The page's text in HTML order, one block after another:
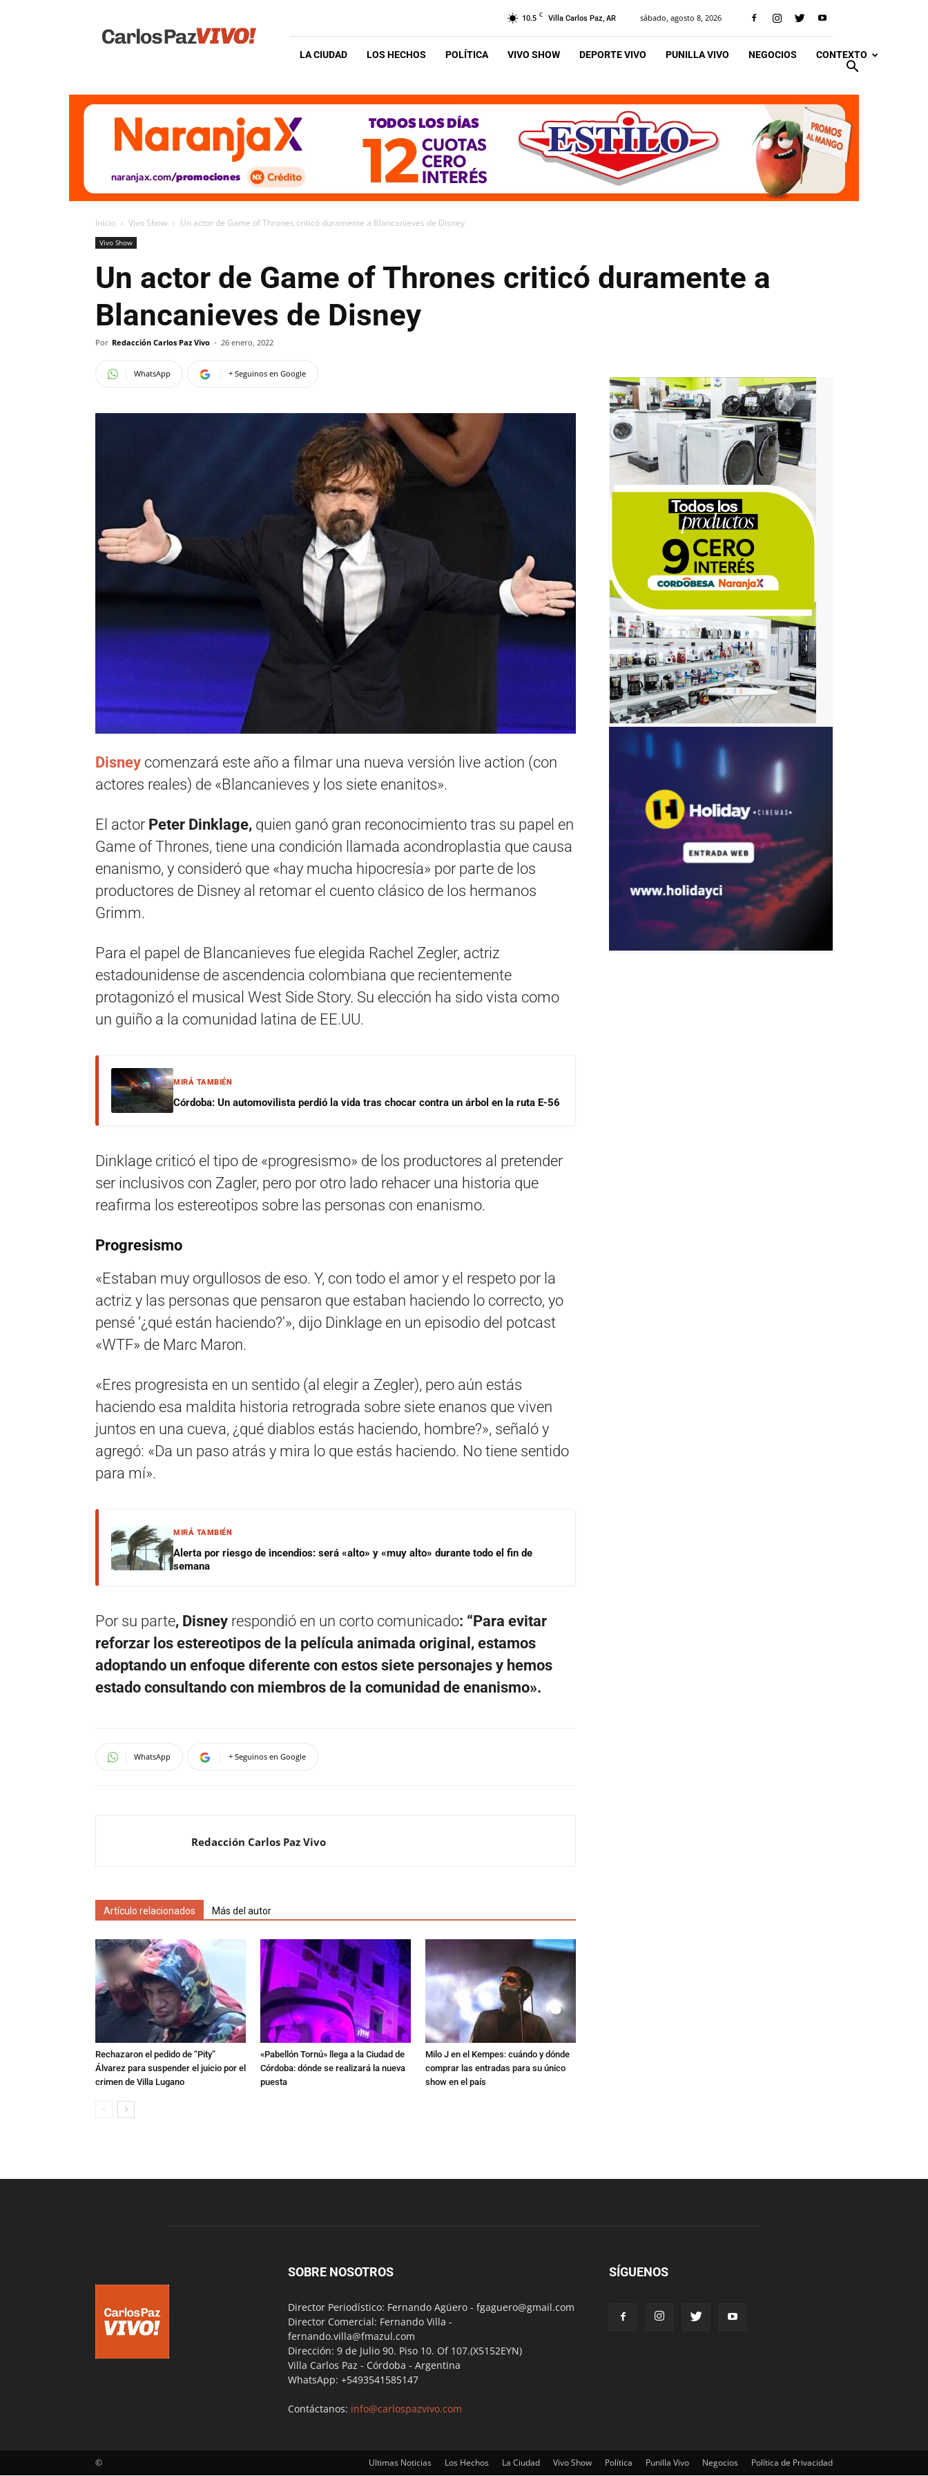
Vivo
10.5 C Villa Carlos Paz, AR sábado, agosto 8, 2026
LA CIUDAD LOS HECHOS POLÍTICA VIVO SHOW DEPORTE VIVO PUNILLA VIVO NEGOCIOS CONTEXTO
Inicio Vivo Show Un actor de Game of Thrones criticó duramente a Blancanieves de Disney
Vivo Show
Un actor de Game of Thrones criticó duramente a
Blancanieves de Disney
Por Redacción Carlos Paz Vivo - 26 enero, 2022
WhatsApp + Seguinos en Google
Disney comenzará este año a filmar una nueva versión live action (con
actores reales) de «Blancanieves y los siete enanitos».
El actor Peter Dinklage, quien ganó gran reconocimiento tras su papel en
Game of Thrones, tiene una condición llamada acondroplastia que causa
enanismo, y consideró que «hay mucha hipocresía» por parte de los
productores de Disney al retomar el cuento clásico de los hermanos
Grimm.
Para el papel de Blancanieves fue elegida Rachel Zegler, actriz
estadounidense de ascendencia colombiana que recientemente
protagonizó el musical West Side Story. Su elección ha sido vista como
un guiño a la comunidad latina de EE.UU.
MIRÁ TAMBIÉN
Córdoba: Un automovilista perdió la vida tras chocar contra un árbol en la ruta E-56
Dinklage criticó el tipo de «progresismo» de los productores al pretender
ser inclusivos con Zagler, pero por otro lado rehacer una historia que
reafirma los estereotipos sobre las personas con enanismo.
Progresismo
«Estaban muy orgullosos de eso. Y, con todo el amor y el respeto por la
actriz y las personas que pensaron que estaban haciendo lo correcto, yo
pensé ‘¿qué están haciendo?'», dijo Dinklage en un episodio del potcast
«WTF» de Marc Maron.
«Eres progresista en un sentido (al elegir a Zegler), pero aún estás
haciendo esa maldita historia retrograda sobre siete enanos que viven
juntos en una cueva, ¿qué diablos estás haciendo, hombre?», señaló y
agregó: «Da un paso atrás y mira lo que estás haciendo. No tiene sentido
para mí».
MIRÁ TAMBIÉN
Alerta por riesgo de incendios: será «alto» y «muy alto» durante todo el fin de
semana
Por su parte, Disney respondió en un corto comunicado: “Para evitar
reforzar los estereotipos de la película animada original, estamos
adoptando un enfoque diferente con estos siete personajes y hemos
estado consultando con miembros de la comunidad de enanismo».
WhatsApp + Seguinos en Google
Redacción Carlos Paz Vivo
Artículo relacionados Más del autor
Rechazaron el pedido de “Pity”
Álvarez para suspender el juicio por el
crimen de Villa Lugano
«Pabellón Tornú» llega a la Ciudad de
Córdoba: dónde se realizará la nueva
puesta
Milo J en el Kempes: cuándo y dónde
comprar las entradas para su único
show en el país
SOBRE NOSOTROS
Director Periodístico: Fernando Agüero - fgaguero@gmail.com
Director Comercial: Fernando Villa -
fernando.villa@fmazul.com
Dirección: 9 de Julio 90. Piso 10. Of 107.(X5152EYN)
Villa Carlos Paz - Córdoba - Argentina
WhatsApp: +5493541585147
Contáctanos: info@carlospazvivo.com
SÍGUENOS
Ultimas Noticias Los Hechos La Ciudad Vivo Show Política Punilla Vivo Negocios Política de Privacidad
©